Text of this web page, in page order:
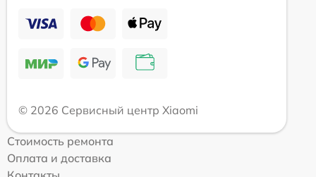
© 2026 Сервисный центр Xiaomi
Стоимость ремонта
Оплата и доставка